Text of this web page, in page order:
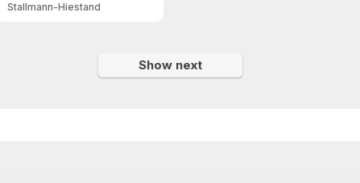
Stallmann-Hiestand
Show next